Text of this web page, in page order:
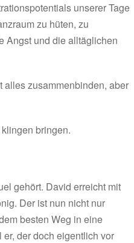
unserer Tage
zu hüten, zu
Angst und die alltäglichen
alles zusammenbinden, aber
bringen.
gehört. David erreicht mit
Der ist nun nicht nur
besten Weg in eine
der doch eigentlich vor